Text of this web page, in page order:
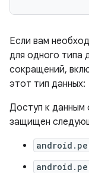
Если вам
для одного типа
сокращений,
этот тип данных:
Доступ к данным
защищен